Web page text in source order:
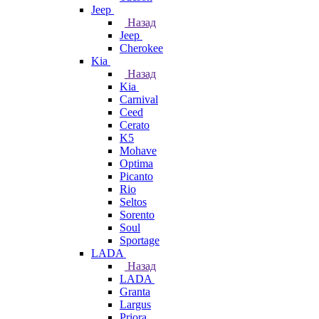
Jeep
Назад
Jeep
Cherokee
Kia
Назад
Kia
Carnival
Ceed
Cerato
K5
Mohave
Optima
Picanto
Rio
Seltos
Sorento
Soul
Sportage
LADA
Назад
LADA
Granta
Largus